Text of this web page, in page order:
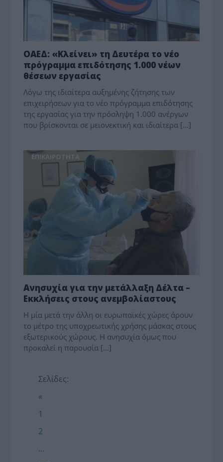
ΟΑΕΔ: «Κλείνει» τη Δευτέρα το νέο
πρόγραμμα επιδότησης 1.000 νέων
θέσεων εργασίας
Λόγω της ιδιαίτερα αυξημένης ζήτησης των
επιχειρήσεων για το νέο πρόγραμμα επιδότησης
της εργασίας για την πρόσληψη 1.000 ανέργων
που βρίσκονται σε μειονεκτική και ιδιαίτερα […]
ΕΠΙΚΑΙΡΟΤΗΤΑ
Ανησυχία για την μετάλλαξη Δέλτα –
Εκκλήσεις στους ανεμβολίαστους
Η μία μετά την άλλη οι ευρωπαϊκές χώρες άρουν
το μέτρο της υποχρεωτικής χρήσης μάσκας στους
εξωτερικούς χώρους. Η ανησυχία όμως που
προκαλεί η παρουσία […]
Σελίδες:
«
1
2
...